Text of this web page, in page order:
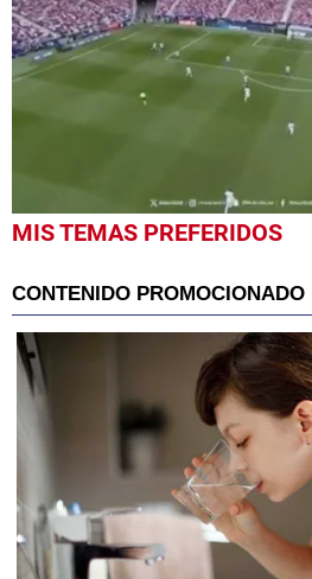
0
seconds
seconds
MIS TEMAS PREFERIDOS